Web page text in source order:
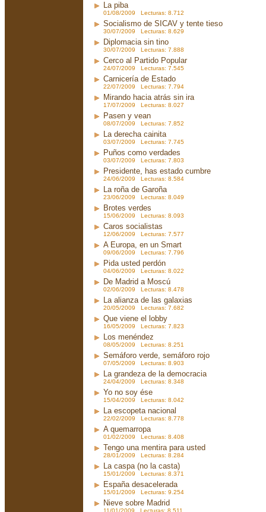
La piba
01/08/2009 Lecturas: 8.712
Socialismo de SICAV y tente tieso
30/07/2009 Lecturas: 8.629
Diplomacia sin tino
30/07/2009 Lecturas: 7.888
Cerco al Partido Popular
24/07/2009 Lecturas: 7.545
Carnicería de Estado
22/07/2009 Lecturas: 7.794
Mirando hacia atrás sin ira
17/07/2009 Lecturas: 8.027
Pasen y vean
08/07/2009 Lecturas: 7.852
La derecha cainita
03/07/2009 Lecturas: 7.745
Puños como verdades
03/07/2009 Lecturas: 7.803
Presidente, has estado cumbre
24/06/2009 Lecturas: 8.584
La roña de Garoña
23/06/2009 Lecturas: 8.049
Brotes verdes
15/06/2009 Lecturas: 8.093
Caros socialistas
12/06/2009 Lecturas: 7.577
A Europa, en un Smart
09/06/2009 Lecturas: 7.796
Pida usted perdón
04/06/2009 Lecturas: 8.022
De Madrid a Moscú
02/06/2009 Lecturas: 8.478
La alianza de las galaxias
20/05/2009 Lecturas: 7.682
Que viene el lobby
16/05/2009 Lecturas: 7.823
Los menéndez
08/05/2009 Lecturas: 8.251
Semáforo verde, semáforo rojo
07/05/2009 Lecturas: 8.903
La grandeza de la democracia
24/04/2009 Lecturas: 8.348
Yo no soy ése
15/04/2009 Lecturas: 8.042
La escopeta nacional
22/02/2009 Lecturas: 8.778
A quemarropa
01/02/2009 Lecturas: 8.408
Tengo una mentira para usted
28/01/2009 Lecturas: 8.284
La caspa (no la casta)
15/01/2009 Lecturas: 8.371
España desacelerada
15/01/2009 Lecturas: 9.254
Nieve sobre Madrid
11/01/2009 Lecturas: 8.511